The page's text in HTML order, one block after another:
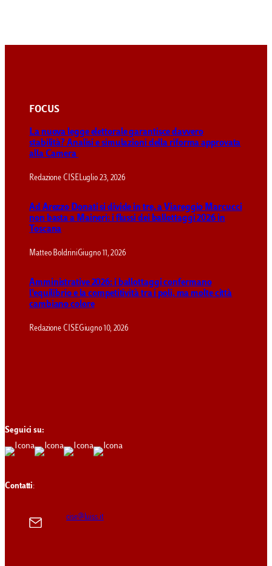
FOCUS
La nuova legge elettorale garantisce davvero
stabilità? Analisi e simulazioni della riforma approvata
alla Camera
Redazione CISELuglio 23, 2026
Ad Arezzo Donati si divide in tre, a Viareggio Marcucci
non basta a Maineri: i flussi dei ballottaggi 2026 in
Toscana
Matteo BoldriniGiugno 11, 2026
Amministrative 2026: i ballottaggi confermano
l’equilibrio e la competitività tra i poli, ma molte città
cambiano colore
Redazione CISEGiugno 10, 2026
Seguici su:
Contatti:
cise@luiss.it